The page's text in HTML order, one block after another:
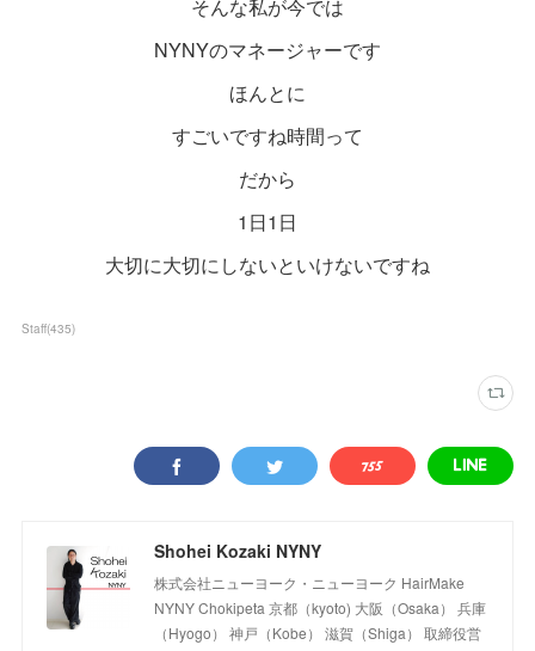
そんな私が今では
NYNYのマネージャーです
ほんとに
すごいですね時間って
だから
1日1日
大切に大切にしないといけないですね
Staff(435)
Shohei Kozaki NYNY
株式会社ニューヨーク・ニューヨーク HairMake
NYNY Chokipeta 京都（kyoto) 大阪（Osaka） 兵庫
（Hyogo） 神戸（Kobe） 滋賀（Shiga） 取締役営